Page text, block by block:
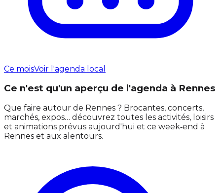
Ce moisVoir l'agenda local
Ce n'est qu'un aperçu de l'agenda à Rennes
Que faire autour de Rennes ? Brocantes, concerts,
marchés, expos… découvrez toutes les activités, loisirs
et animations prévus aujourd'hui et ce week‑end à
Rennes et aux alentours.